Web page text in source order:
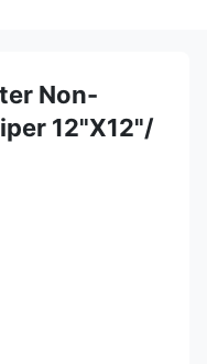
Non-
12"X12"/